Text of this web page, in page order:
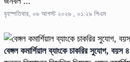
বৃহস্পতিবার, ০৬ আগস্ট ২০২৬ , ০১:২৯ পিএম
বেঙ্গল কমার্শিয়াল ব্যাংকে চাকরির সুযোগ,